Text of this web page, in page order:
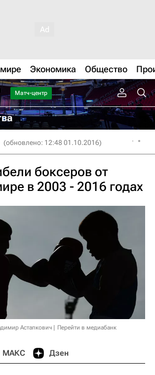
Экономика Общество
Матч-центр
(обновлено: 12:48 01.10.2016)
боксеров от
в 2003 - 2016 годах
Астапкович Перейти в медиабанк
МАКС Дзен